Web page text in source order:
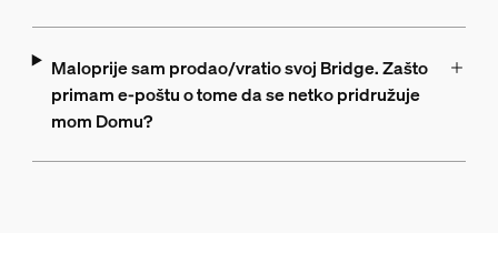
Maloprije sam prodao/vratio svoj Bridge. Zašto
primam e-poštu o tome da se netko pridružuje
mom Domu?